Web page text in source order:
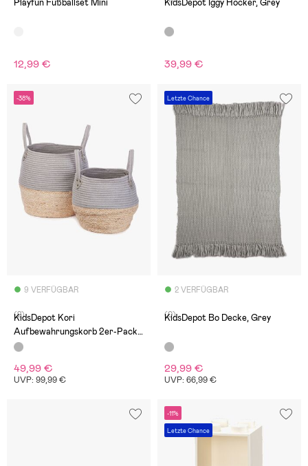
Playfun Fußballset Mini
12,99 €
KidsDepot Iggy Hocker, Grey
39,99 €
-38%
9 VERFÜGBAR
(2)
KidsDepot Kori
Aufbewahrungskorb 2er-Pack,
Grey/Natural
49,99 €
UVP: 99,99 €
Letzte Chance
2 VERFÜGBAR
(0)
KidsDepot Bo Decke, Grey
29,99 €
UVP: 66,99 €
-11%
Letzte Chance